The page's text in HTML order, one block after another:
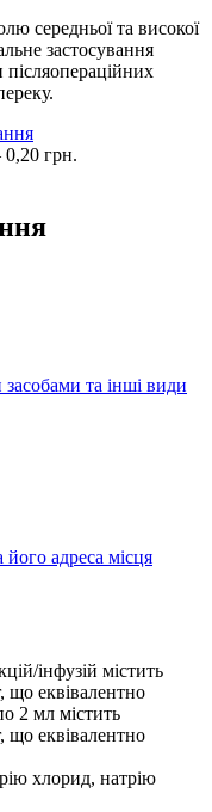
середньої та високої
застосування
0,20 грн.
та інші види
адреса місця
інфузій містить
що еквівалентно
2 мл містить
що еквівалентно
хлорид, натрію